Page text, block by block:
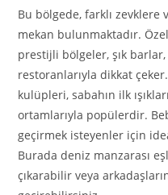
Bu bölgede, farklı zevklere
mekan bulunmaktadır.
prestijli bölgeler, şık
restoranlarıyla dikkat
kulüpleri, sabahın ilk
ortamlarıyla popülerdir.
geçirmek isteyenler için
Burada deniz manzarası
çıkarabilir veya